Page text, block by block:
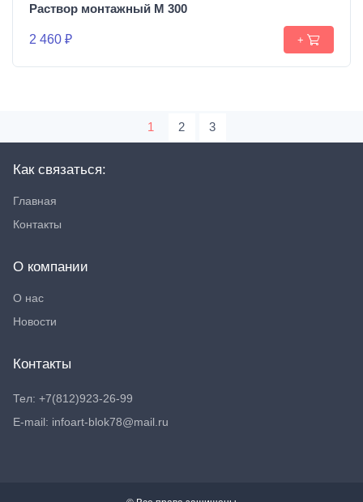
Раствор монтажный М 300
2 460 ₽ +
1 2 3
Как связаться:
Главная
Контакты
О компании
О нас
Новости
Контакты
Тел: +7(812)923-26-99
E-mail: infoart-blok78@mail.ru